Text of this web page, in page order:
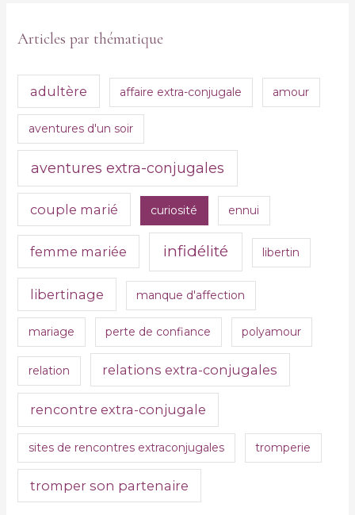
Articles par thématique
adultère affaire extra-conjugale amour
aventures d'un soir
aventures extra-conjugales
couple marié curiosité ennui
femme mariée infidélité libertin
libertinage manque d'affection
mariage perte de confiance polyamour
relation relations extra-conjugales
rencontre extra-conjugale
sites de rencontres extraconjugales tromperie
tromper son partenaire